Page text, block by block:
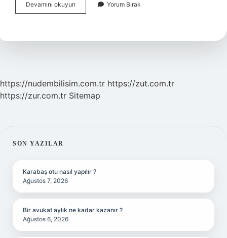
Devamını okuyun
Ve
Ne
Yorum Bırak
https://nudembilisim.com.tr https://zut.com.tr
https://zur.com.tr Sitemap
SIDEBAR
SON YAZILAR
Karabaş otu nasıl yapılır ?
Ağustos 7, 2026
Bir avukat aylık ne kadar kazanır ?
Ağustos 6, 2026